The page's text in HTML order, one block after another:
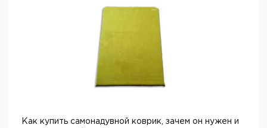
Как купить самонадувной коврик, зачем он нужен и